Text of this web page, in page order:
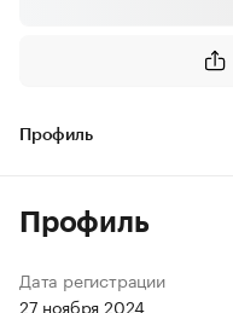
Профиль
Профиль
Дата регистрации
27 ноября 2024